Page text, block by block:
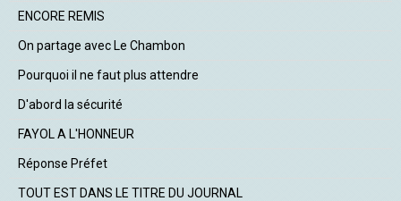
ENCORE REMIS
On partage avec Le Chambon
Pourquoi il ne faut plus attendre
D'abord la sécurité
FAYOL A L'HONNEUR
Réponse Préfet
TOUT EST DANS LE TITRE DU JOURNAL